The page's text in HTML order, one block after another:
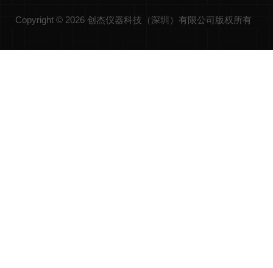
Copyright © 2026 创杰仪器科技（深圳）有限公司版权所有